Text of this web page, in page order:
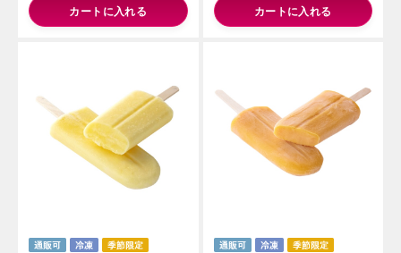
カートに入れる カートに入れる